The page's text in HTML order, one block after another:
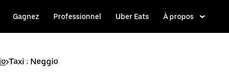
Gagnez Professionnel Uber Eats À propos
>Taxi : Neggio